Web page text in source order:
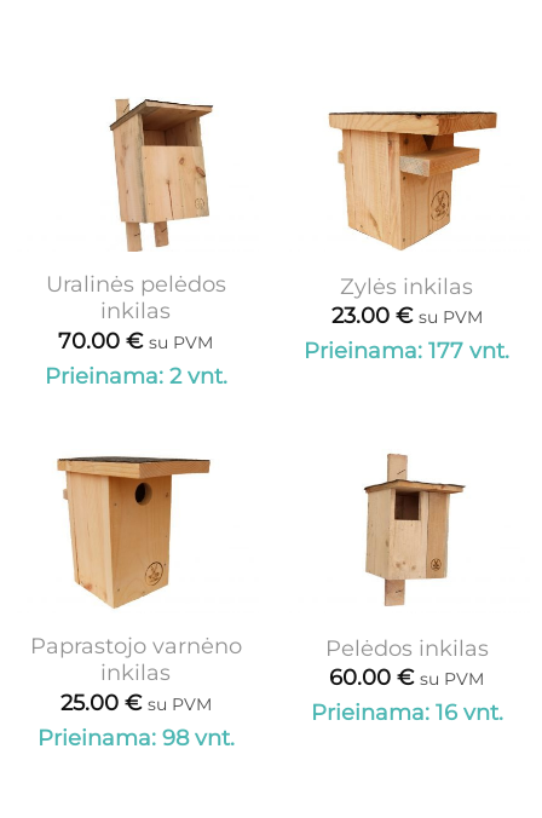
Uralinės pelėdos
inkilas
70.00 € su PVM
Prieinama: 2 vnt.
Zylės inkilas
23.00 € su PVM
Prieinama: 177 vnt.
Paprastojo varnėno
inkilas
25.00 € su PVM
Prieinama: 98 vnt.
Pelėdos inkilas
60.00 € su PVM
Prieinama: 16 vnt.